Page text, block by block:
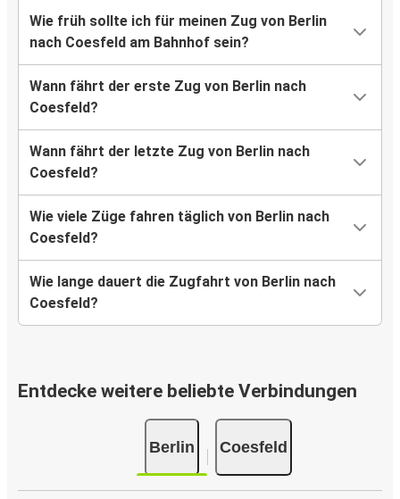
Wie früh sollte ich für meinen Zug von Berlin
nach Coesfeld am Bahnhof sein?
Wann fährt der erste Zug von Berlin nach
Coesfeld?
Wann fährt der letzte Zug von Berlin nach
Coesfeld?
Wie viele Züge fahren täglich von Berlin nach
Coesfeld?
Wie lange dauert die Zugfahrt von Berlin nach
Coesfeld?
Entdecke weitere beliebte Verbindungen
Berlin Coesfeld